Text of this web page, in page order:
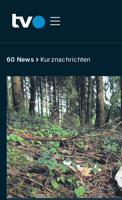
60 News Kurznachrichten